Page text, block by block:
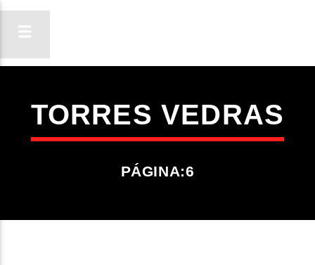
ON FM
LIGA-TE
TORRES VEDRAS
PÁGINA:6